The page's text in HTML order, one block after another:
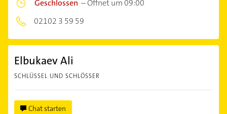
Geschlossen –Öffnet um 09:00
02102 3 59 59
Elbukaev Ali
SCHLÜSSEL UND SCHLÖSSER
Chat starten